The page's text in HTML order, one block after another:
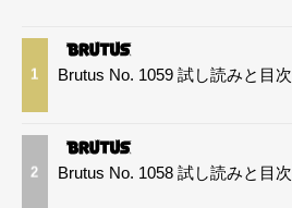
1 Brutus No. 1059 試し読みと目次
2 Brutus No. 1058 試し読みと目次